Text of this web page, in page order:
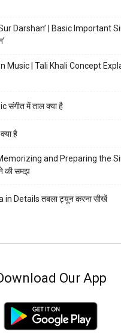
Darshan’ | Basic Important
Music | Tali Khali Concept
संगीत में ताल क्या है
है
and Preparing the
की समझ
in Details तबला ट्यून करना सीखें
Our App